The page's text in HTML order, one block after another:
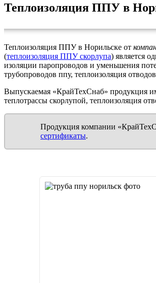
Теплоизоляция ППУ в
Теплоизоляция ППУ в Норильске от
(теплоизоляция ППУ скорлупа) является
изоляции паропроводов и уменьшения
трубопроводов ппу, теплоизоляция
Выпускаемая «КрайТехСнаб» продукция
теплотрассы скорлупой, теплоизоляция
Продукция компании
сертификаты.